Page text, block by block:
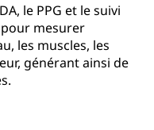
le PPG et le suivi
mesurer
les muscles, les
générant ainsi de